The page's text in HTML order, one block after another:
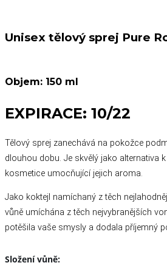
Unisex tělový sprej Pure
Objem: 150 ml
EXPIRACE: 10/22
Tělový sprej zanechává na pokožce
dlouhou dobu. Je skvělý jako alternativa
kosmetice umocňující jejich aroma.
Jako koktejl namíchaný z těch
vůně umíchána z těch nejvybranějších
potěšila vaše smysly a dodala příjemný
Složení vůně: